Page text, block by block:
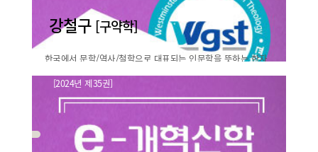
바로보기
강철구 [구약학]
한국에서 문학/역사/철학으로 대표되는 인문학을 뜻하는 한자
는 “인간의 무늬”를 의미한다. 그러기에 인문학은 인간이 살면
서 남긴 흔적들을 찾고, 연구하는 학문이라고 말할 수 있을 것이
다. 그리고 그 흔적은 항상..
하나님에 대한 재판, 욥기와
에리비젤의 하나님에 대한 재판을..
[2024년 제35권]